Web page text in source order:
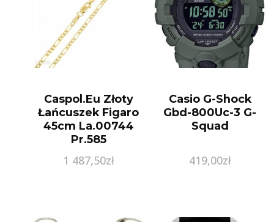
Caspol.Eu Złoty
Łańcuszek Figaro
45cm La.00744
Pr.585
1 487,50zł
Casio G-Shock
Gbd-800Uc-3 G-
Squad
419,00zł